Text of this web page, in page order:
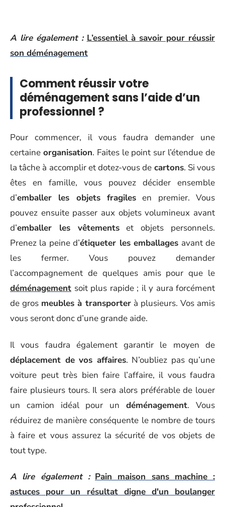
A lire également : L’essentiel à savoir pour réussir
son déménagement
Comment réussir votre
déménagement sans l’aide d’un
professionnel ?
Pour commencer, il vous faudra demander une
certaine organisation. Faites le point sur l’étendue de
la tâche à accomplir et dotez-vous de cartons. Si vous
êtes en famille, vous pouvez décider ensemble
d’emballer les objets fragiles en premier. Vous
pouvez ensuite passer aux objets volumineux avant
d’emballer les vêtementset objets personnels.
Prenez la peine d’étiqueter les emballages avant de
les fermer. Vous pouvez demander
l’accompagnement de quelques amis pour que le
déménagement soit plus rapide ; il y aura forcément
de gros meubles à transporterà plusieurs. Vos amis
vous seront donc d’une grande aide.
Il vous faudra également garantir le moyen de
déplacement de vos affaires. N’oubliez pas qu’une
voiture peut très bien faire l’affaire, il vous faudra
faire plusieurs tours. Il sera alors préférable de louer
un camion idéal pour undéménagement. Vous
réduirez de manière conséquente le nombre de tours
à faire et vous assurez la sécurité de vos objets de
tout type.
A lire également : Pain maison sans machine :
astuces pour un résultat digne d'un boulanger